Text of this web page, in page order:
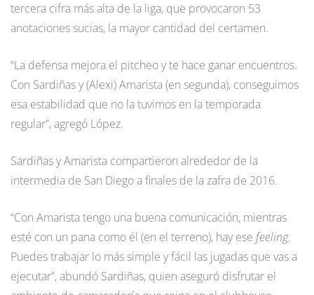
tercera cifra más alta de la liga, que provocaron 53
anotaciones sucias, la mayor cantidad del certamen.
“La defensa mejora el pitcheo y te hace ganar encuentros.
Con Sardiñas y (Alexi) Amarista (en segunda), conseguimos
esa estabilidad que no la tuvimos en la temporada
regular”, agregó López.
Sardiñas y Amarista compartieron alrededor de la
intermedia de San Diego a finales de la zafra de 2016.
“Con Amarista tengo una buena comunicación, mientras
esté con un pana como él (en el terreno), hay ese feeling.
Puedes trabajar lo más simple y fácil las jugadas que vas a
ejecutar”, abundó Sardiñas, quien aseguró disfrutar el